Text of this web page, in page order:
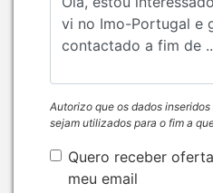
Autorizo que os dados
sejam utilizados para o fim a
Quero receber
meu email